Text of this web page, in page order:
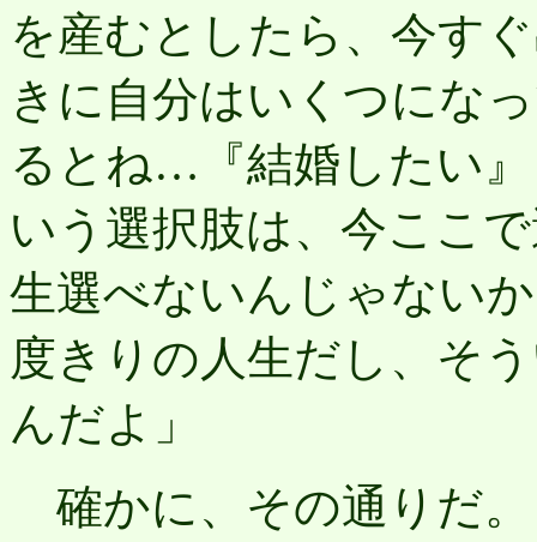
を産むとしたら、今す
きに自分はいくつにな
るとね…『結婚したい
いう選択肢は、今ここ
生選べないんじゃない
度きりの人生だし、そ
んだよ」
確かに、その通りだ。